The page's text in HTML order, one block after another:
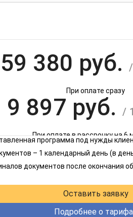
59 380 руб.
При оплате сразу
9 897 руб./
При оплате в рассрочку на 6
4 949 руб./
программа под нужды
– 1 календарный день (в
документов после окончания
Оставить заявку
Подробнее о